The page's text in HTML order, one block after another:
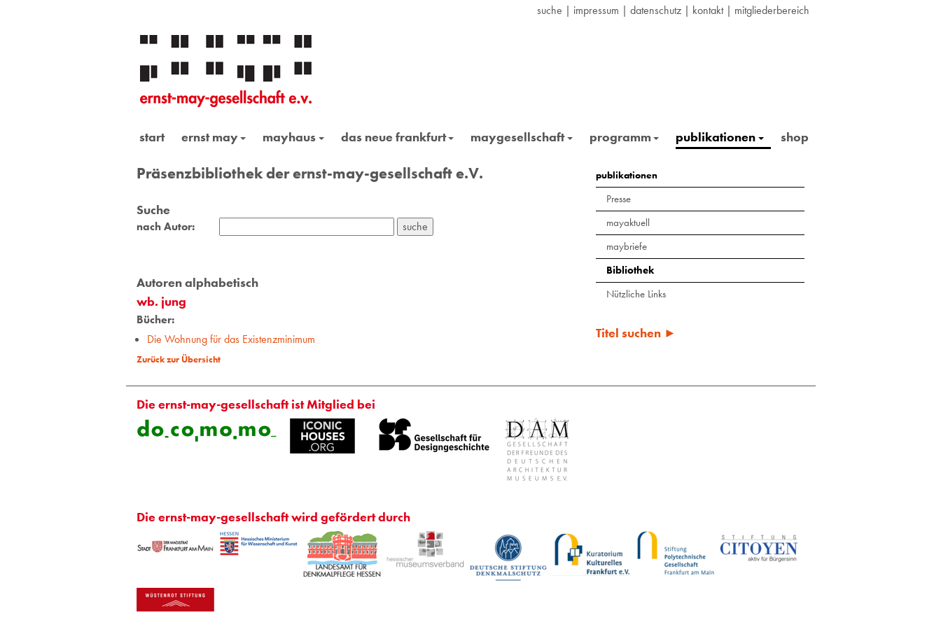
suche | impressum | datenschutz | kontakt| mitgliederbereich
start ernst may mayhaus das neue frankfurt maygesellschaft programm publikationen shop
Präsenzbibliothek der ernst-may-gesellschaft e.V.
Suche
nach Autor:
Autoren alphabetisch
wb. jung
Bücher:
Die Wohnung für das Existenzminimum
Zurück zur Übersicht
publikationen
Presse
mayaktuell
maybriefe
Bibliothek
Nützliche Links
Titel suchen ►
Die ernst-may-gesellschaft ist Mitglied bei
Die ernst-may-gesellschaft wird gefördert durch